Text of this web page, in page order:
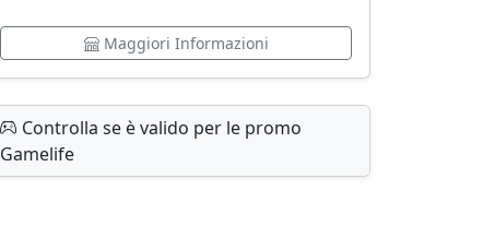
Maggiori Informazioni
Controlla se è valido per le promo
Gamelife